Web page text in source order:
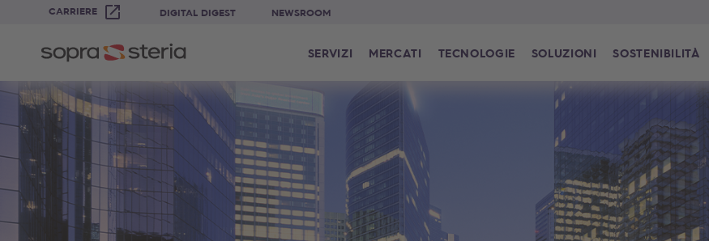
CARRIERE DIGITAL DIGEST NEWSROOM
SERVIZI MERCATI TECNOLOGIE SOLUZIONI SOSTENIBILITÀ